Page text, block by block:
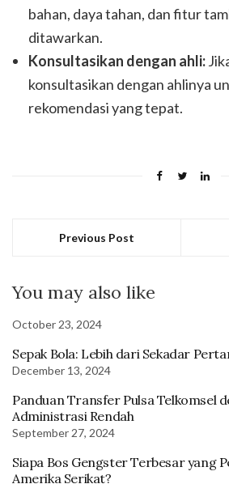
bahan, daya tahan, dan fitur
ditawarkan.
Konsultasikan dengan ahli:
konsultasikan dengan ahlinya
rekomendasi yang tepat.
Previous Post
You may also like
October 23, 2024
Sepak Bola: Lebih dari Sekadar
December 13, 2024
Panduan Transfer Pulsa Telkomsel
Administrasi Rendah
September 27, 2024
Siapa Bos Gengster Terbesar yang
Amerika Serikat?